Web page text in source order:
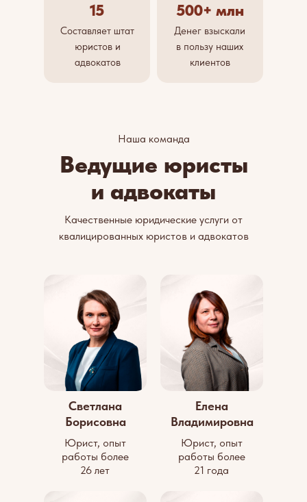
15
Составляет штат
юристов и
адвокатов
500+ млн
Денег взыскали
в пользу наших
клиентов
Ведущие юристы
и адвокаты
Наша команда
Качественные юридические услуги от
квалицированных юристов и адвокатов
Елена
Владимировна
Юрист, опыт
работы более
21 года
Светлана
Борисовна
Юрист, опыт
работы более
26 лет